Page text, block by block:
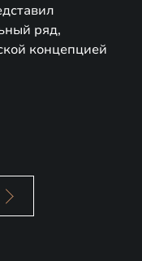
ряд,
концепцией